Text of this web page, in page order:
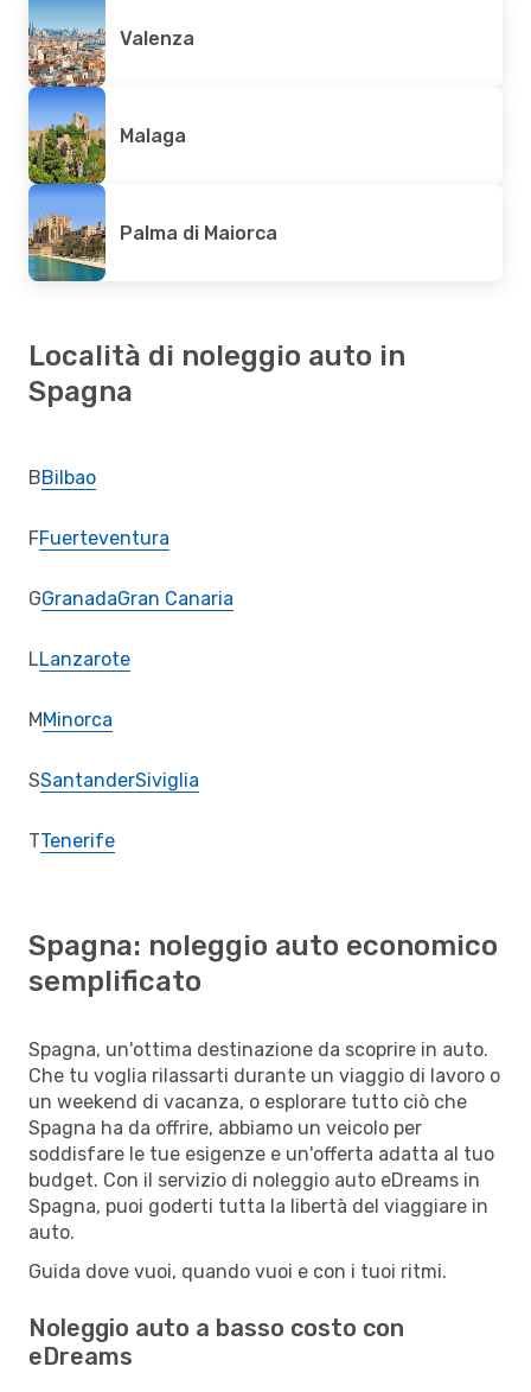
Valenza
Malaga
Palma di Maiorca
Località di noleggio auto in
Spagna
BBilbao
FFuerteventura
GGranadaGran Canaria
LLanzarote
MMinorca
SSantanderSiviglia
TTenerife
Spagna: noleggio auto economico
semplificato
Spagna, un'ottima destinazione da scoprire in auto.
Che tu voglia rilassarti durante un viaggio di lavoro o
un weekend di vacanza, o esplorare tutto ciò che
Spagna ha da offrire, abbiamo un veicolo per
soddisfare le tue esigenze e un'offerta adatta al tuo
budget. Con il servizio di noleggio auto eDreams in
Spagna, puoi goderti tutta la libertà del viaggiare in
auto.
Guida dove vuoi, quando vuoi e con i tuoi ritmi.
Noleggio auto a basso costo con
eDreams